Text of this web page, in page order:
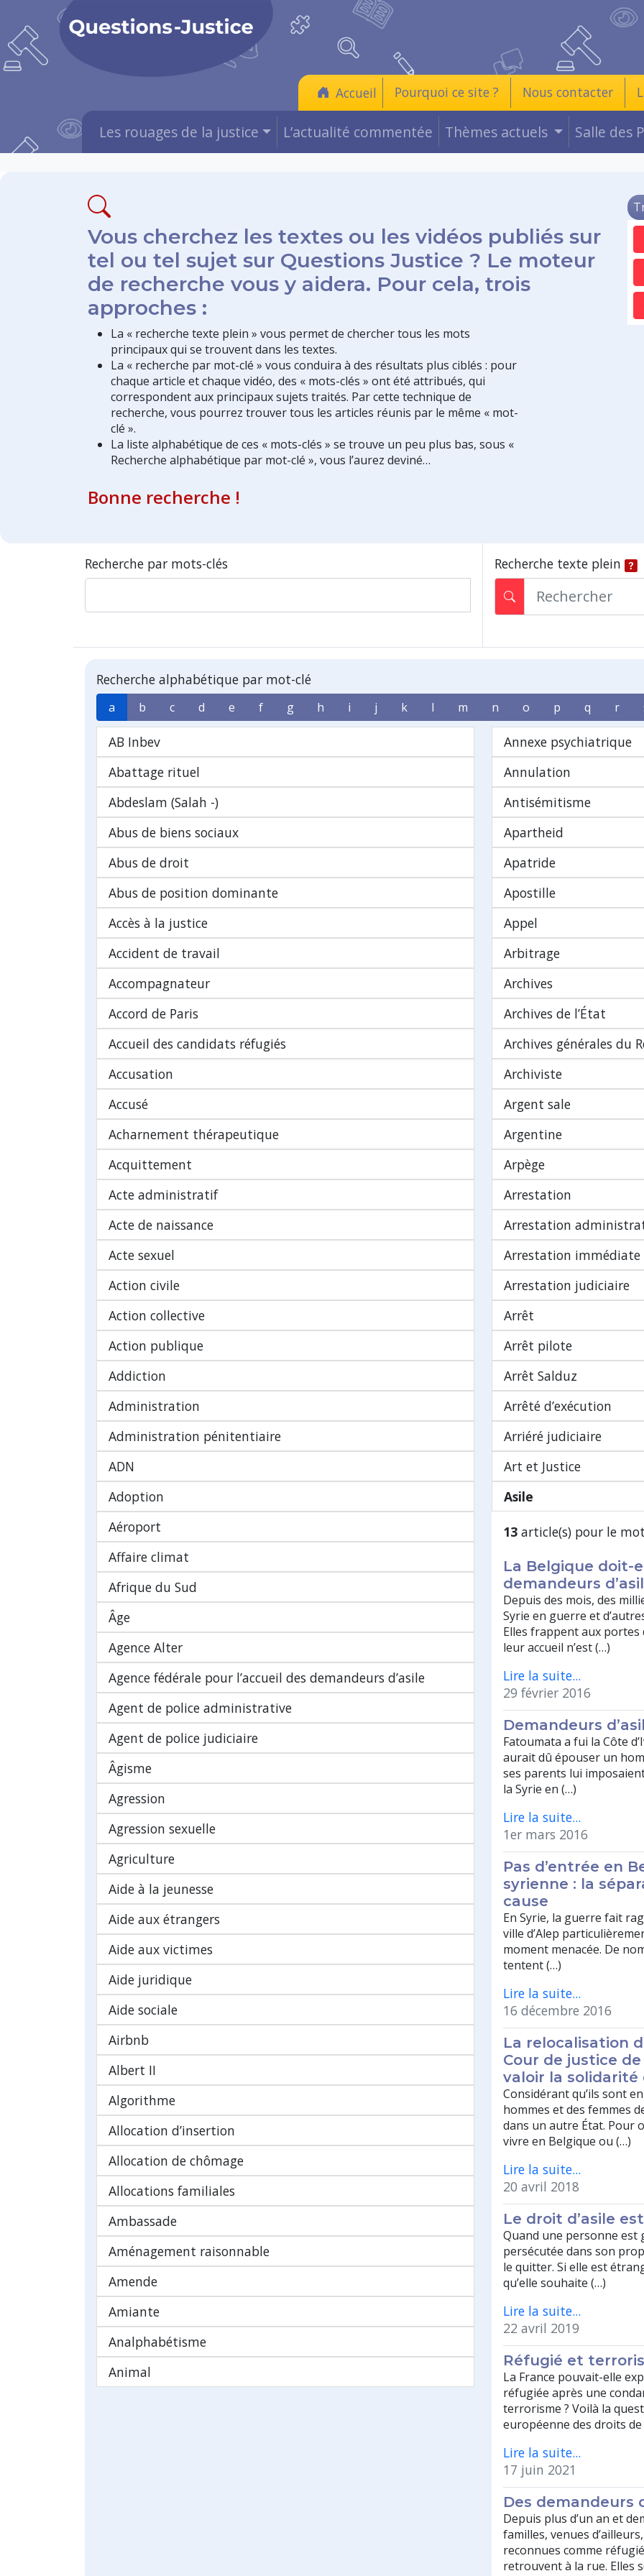
Accueil Pourquoi ce site ? Nous contacter
Les rouages de la justice L’actualité commentée Thèmes actuels Salle des
Vous cherchez les textes ou les vidéos publiés sur
tel ou tel sujet sur Questions Justice ? Le moteur
de recherche vous y aidera. Pour cela, trois
approches :
La « recherche texte plein » vous permet de chercher tous les mots
principaux qui se trouvent dans les textes.
La « recherche par mot-clé » vous conduira à des résultats plus ciblés : pour
chaque article et chaque vidéo, des « mots-clés » ont été attribués, qui
correspondent aux principaux sujets traités. Par cette technique de
recherche, vous pourrez trouver tous les articles réunis par le même « mot-
clé ».
La liste alphabétique de ces « mots-clés » se trouve un peu plus bas, sous «
Recherche alphabétique par mot-clé », vous l’aurez deviné…
Bonne recherche !
Recherche par mots-clés Recherche texte plein
Recherche alphabétique par mot-clé
a b c d e f g h i j k l m n o p q r
AB Inbev
Abattage rituel
Abdeslam (Salah -)
Abus de biens sociaux
Abus de droit
Abus de position dominante
Accès à la justice
Accident de travail
Accompagnateur
Accord de Paris
Accueil des candidats réfugiés
Accusation
Accusé
Acharnement thérapeutique
Acquittement
Acte administratif
Acte de naissance
Acte sexuel
Action civile
Action collective
Action publique
Addiction
Administration
Administration pénitentiaire
ADN
Adoption
Aéroport
Affaire climat
Afrique du Sud
Âge
Agence Alter
Agence fédérale pour l’accueil des demandeurs d’asile
Agent de police administrative
Agent de police judiciaire
Âgisme
Agression
Agression sexuelle
Agriculture
Aide à la jeunesse
Aide aux étrangers
Aide aux victimes
Aide juridique
Aide sociale
Airbnb
Albert II
Algorithme
Allocation d’insertion
Allocation de chômage
Allocations familiales
Ambassade
Aménagement raisonnable
Amende
Amiante
Analphabétisme
Animal
Annexe psychiatrique
Annulation
Antisémitisme
Apartheid
Apatride
Apostille
Appel
Arbitrage
Archives
Archives de l’État
Archives générales du
Archiviste
Argent sale
Argentine
Arpège
Arrestation
Arrestation
Arrestation immédiate
Arrestation judiciaire
Arrêt
Arrêt pilote
Arrêt Salduz
Arrêté d’exécution
Arriéré judiciaire
Art et Justice
Asile
13 article(s) pour le
La Belgique doit-
demandeurs
Depuis des mois, des
Syrie en guerre et
Elles frappent aux portes
leur accueil n’est (…)
Lire la suite...
29 février 2016
Demandeurs
Fatoumata a fui la Côte
aurait dû épouser un
ses parents lui
la Syrie en (…)
Lire la suite...
1er mars 2016
Pas d’entrée en
syrienne : la
cause
En Syrie, la guerre fait
ville d’Alep
moment menacée. De
tentent (…)
Lire la suite...
16 décembre 2016
La relocalisation
Cour de justice
valoir la
Considérant qu’ils sont
hommes et des femmes
dans un autre État. Pour
vivre en Belgique ou (…)
Lire la suite...
20 avril 2018
Le droit d’asile
Quand une personne est
persécutée dans son
le quitter. Si elle est
qu’elle souhaite (…)
Lire la suite...
22 avril 2019
Réfugié et
La France pouvait-elle
réfugiée après une
terrorisme ? Voilà la
européenne des droits de
Lire la suite...
17 juin 2021
Des demandeurs
Depuis plus d’un an et
familles, venues
reconnues comme
retrouvent à la rue. Elles